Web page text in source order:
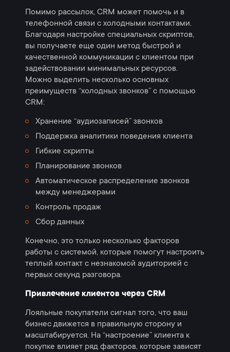
Помимо рассылок, CRM может помочь и в
телефонной связи с холодными контактами.
Благодаря настройке специальных скриптов,
вы получаете еще один метод быстрой и
качественной коммуникации с клиентом при
задействовании минимальных ресурсов.
Можно выделить несколько основных
преимуществ “холодных звонков” с помощью
СRM:
Хранение “аудиозаписей” звонков
Поддержка аналитики поведения клиента
Гибкие скрипты
Планирование звонков
Автоматическое распределение звонков
между менеджерами
Контроль продаж
Сбор данных
Конечно, это только несколько факторов
работы с системой, которые помогут настроить
теплый контакт с незнакомой аудиторией с
первых секунд разговора.
Привлечение клиентов через CRM
Лояльные покупатели сигнал того, что ваш
бизнес движется в правильную сторону и
масштабируется. На “настроение” клиента к
покупке влияет ряд факторов, которые зависят